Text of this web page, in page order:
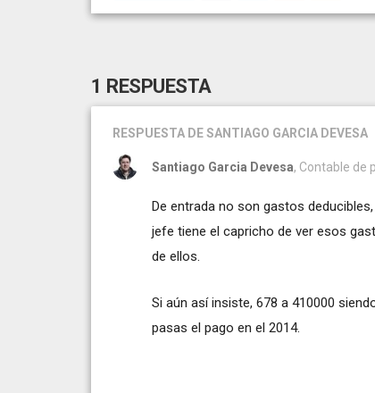
1 RESPUESTA
RESPUESTA DE SANTIAGO GARCIA DEVESA
Santiago Garcia Devesa, Contable de
De entrada no son gastos
jefe tiene el capricho de ver esos
de ellos.
Si aún así insiste, 678 a 410000
pasas el pago en el 2014.